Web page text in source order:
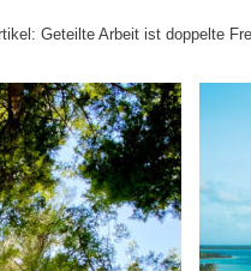
Geteilte Arbeit ist doppelte